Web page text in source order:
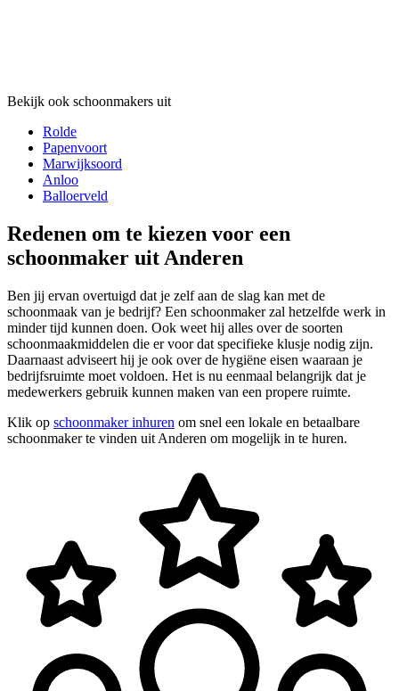
Bekijk ook schoonmakers uit
Rolde
Papenvoort
Marwijksoord
Anloo
Balloerveld
Redenen om te kiezen voor een
schoonmaker uit Anderen
Ben jij ervan overtuigd dat je zelf aan de slag kan met de
schoonmaak van je bedrijf? Een schoonmaker zal hetzelfde werk in
minder tijd kunnen doen. Ook weet hij alles over de soorten
schoonmaakmiddelen die er voor dat specifieke klusje nodig zijn.
Daarnaast adviseert hij je ook over de hygiëne eisen waaraan je
bedrijfsruimte moet voldoen. Het is nu eenmaal belangrijk dat je
medewerkers gebruik kunnen maken van een propere ruimte.
Klik op schoonmaker inhuren om snel een lokale en betaalbare
schoonmaker te vinden uit Anderen om mogelijk in te huren.